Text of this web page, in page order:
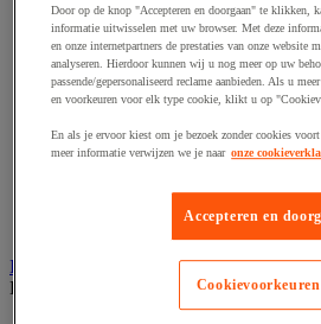
Doorschuifstelling en
Draagarmstelling voor lange lasten
Entresol voor magazijn
Lichte stelling
Middelzware stelling
Rek voor haspels en spoelen
Stelling voor detail- en groothandel
Industriële mat, tegel en rooster
Bekijk de hele productgroep
Door op de knop "Accepteren en doorgaan" te klikken,
informatie uitwisselen met uw browser. Met deze
en onze internetpartners de prestaties van onze website
analyseren. Hierdoor kunnen wij u nog meer op uw
passende/gepersonaliseerd reclame aanbieden. Als u
en voorkeuren voor elk type cookie, klikt u op
En als je ervoor kiest om je bezoek zonder cookies
meer informatie verwijzen we je naar onze
Accepteren en
Cookievoorkeuren